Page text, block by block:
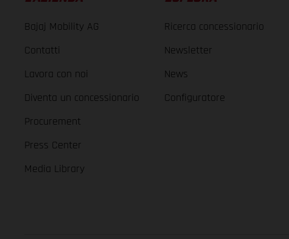
Bajaj Mobility AG
Contatti
Lavora con noi
Diventa un concessionario
Procurement
Press Center
Media Library
Ricerca concessionario
Newsletter
News
Configuratore